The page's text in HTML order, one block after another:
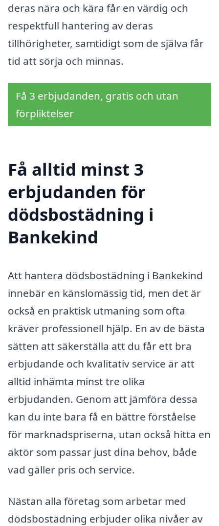
deras nära och kära får en värdig och
respektfull hantering av deras
tillhörigheter, samtidigt som de själva får
tid att sörja och minnas.
Få 3 erbjudanden, gratis och utan
förpliktelser
Få alltid minst 3
erbjudanden för
dödsbostädning i
Bankekind
Att hantera dödsbostädning i Bankekind
innebär en känslomässig tid, men det är
också en praktisk utmaning som ofta
kräver professionell hjälp. En av de bästa
sätten att säkerställa att du får ett bra
erbjudande och kvalitativ service är att
alltid inhämta minst tre olika
erbjudanden. Genom att jämföra dessa
kan du inte bara få en bättre förståelse
för marknadspriserna, utan också hitta en
aktör som passar just dina behov, både
vad gäller pris och service.
Nästan alla företag som arbetar med
dödsbostädning erbjuder olika nivåer av